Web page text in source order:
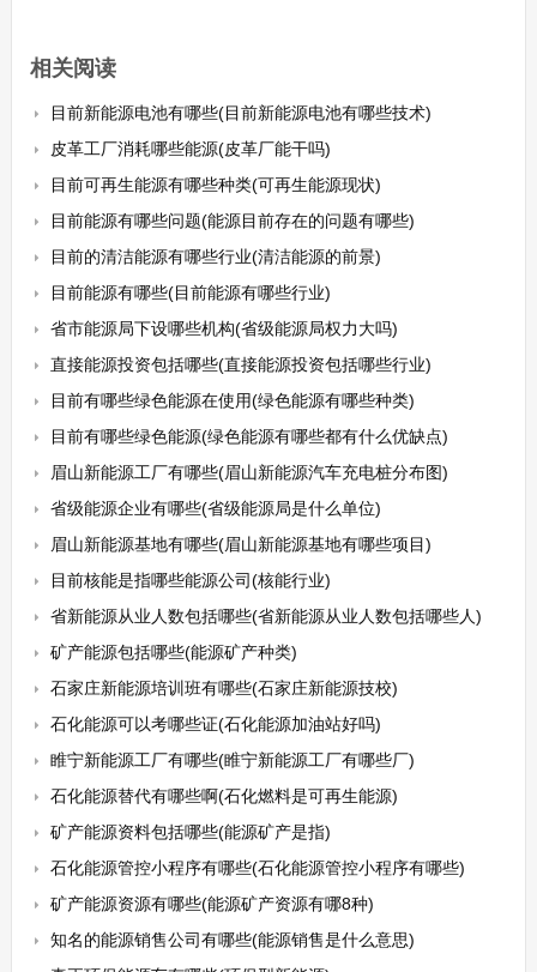
相关阅读
目前新能源电池有哪些(目前新能源电池有哪些技术)
皮革工厂消耗哪些能源(皮革厂能干吗)
目前可再生能源有哪些种类(可再生能源现状)
目前能源有哪些问题(能源目前存在的问题有哪些)
目前的清洁能源有哪些行业(清洁能源的前景)
目前能源有哪些(目前能源有哪些行业)
省市能源局下设哪些机构(省级能源局权力大吗)
直接能源投资包括哪些(直接能源投资包括哪些行业)
目前有哪些绿色能源在使用(绿色能源有哪些种类)
目前有哪些绿色能源(绿色能源有哪些都有什么优缺点)
眉山新能源工厂有哪些(眉山新能源汽车充电桩分布图)
省级能源企业有哪些(省级能源局是什么单位)
眉山新能源基地有哪些(眉山新能源基地有哪些项目)
目前核能是指哪些能源公司(核能行业)
省新能源从业人数包括哪些(省新能源从业人数包括哪些人)
矿产能源包括哪些(能源矿产种类)
石家庄新能源培训班有哪些(石家庄新能源技校)
石化能源可以考哪些证(石化能源加油站好吗)
睢宁新能源工厂有哪些(睢宁新能源工厂有哪些厂)
石化能源替代有哪些啊(石化燃料是可再生能源)
矿产能源资料包括哪些(能源矿产是指)
石化能源管控小程序有哪些(石化能源管控小程序有哪些)
矿产能源资源有哪些(能源矿产资源有哪8种)
知名的能源销售公司有哪些(能源销售是什么意思)